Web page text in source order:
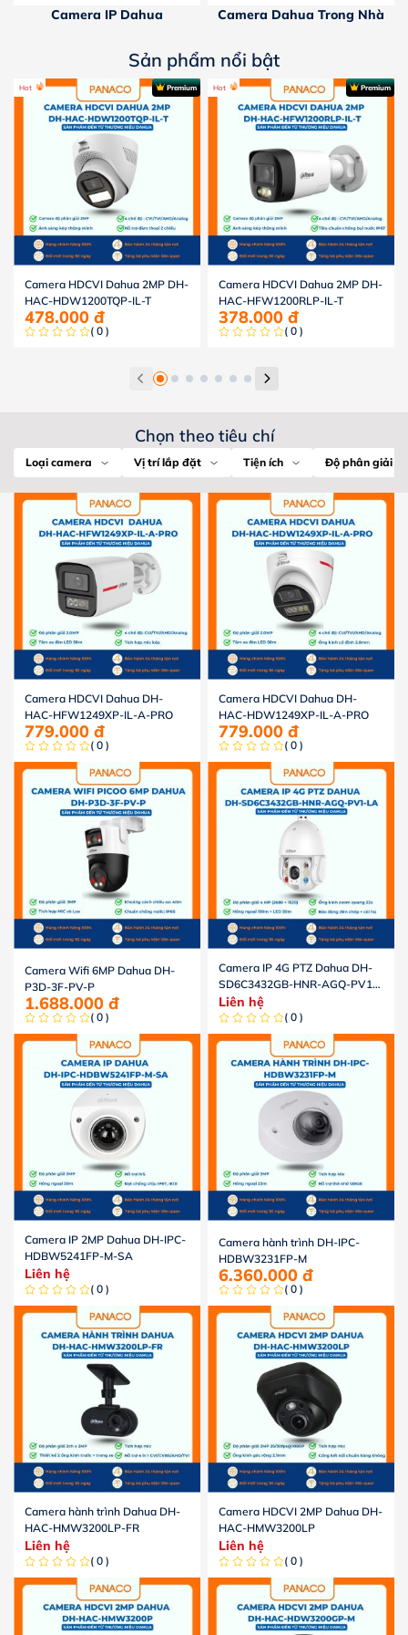
Camera IP Dahua Camera Dahua Trong Nhà
Sản phẩm nổi bật
Hot Premium
Camera HDCVI Dahua 2MP DH-
HAC-HDW1200TQP-IL-T
478.000 đ
( 0 )
Hot Premium
Camera HDCVI Dahua 2MP DH-
HAC-HFW1200RLP-IL-T
378.000 đ
( 0 )
Chọn theo tiêu chí
Loại camera Vị trí lắp đặt Tiện ích Độ phân giải
Camera HDCVI Dahua DH-
HAC-HFW1249XP-IL-A-PRO
779.000 đ
( 0 )
Camera HDCVI Dahua DH-
HAC-HDW1249XP-IL-A-PRO
779.000 đ
( 0 )
Camera Wifi 6MP Dahua DH-
P3D-3F-PV-P
1.688.000 đ
( 0 )
Camera IP 4G PTZ Dahua DH-
SD6C3432GB-HNR-AGQ-PV1-
LA
Liên hệ
( 0 )
Camera IP 2MP Dahua DH-IPC-
HDBW5241FP-M-SA
Liên hệ
( 0 )
Camera hành trình DH-IPC-
HDBW3231FP-M
6.360.000 đ
( 0 )
Camera hành trình Dahua DH-
HAC-HMW3200LP-FR
Liên hệ
( 0 )
Camera HDCVI 2MP Dahua DH-
HAC-HMW3200LP
Liên hệ
( 0 )